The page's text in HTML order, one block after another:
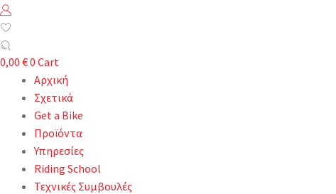
0,00 €0 Cart
Αρχική
Σχετικά
Get a Bike
Προϊόντα
Υπηρεσίες
Riding School
Τεχνικές Συμβουλές